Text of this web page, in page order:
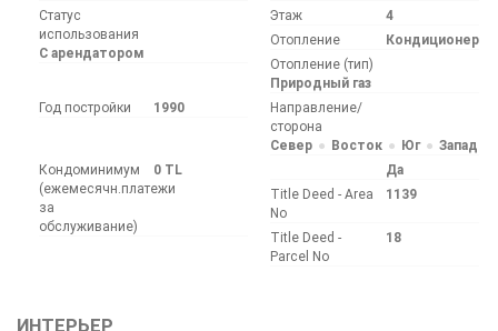
Статус
использования
С арендатором
Этаж
4
Отопление
Кондиционер
Отопление (тип)
Природный газ
Год постройки
1990
Направление/
сторона
Север
Восток Юг
Запад
Кондоминимум
(ежемесячн.платежи
за
обслуживание)
0 TL
Да
Title Deed - Area
No
1139
Title Deed -
Parcel No
18
ИНТЕРЬЕР